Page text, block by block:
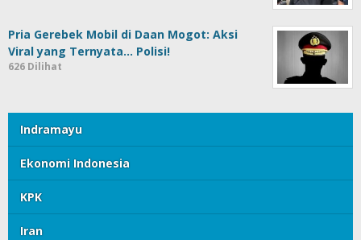
Pria Gerebek Mobil di Daan Mogot: Aksi
Viral yang Ternyata… Polisi!
626 Dilihat
Indramayu
Ekonomi Indonesia
KPK
Iran